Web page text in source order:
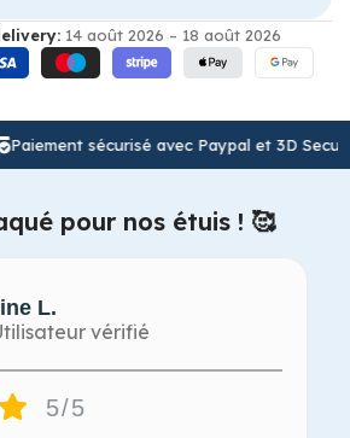
14 août 2026 – 18 août 2026
sécurisé avec Paypal et 3D Secure
pour nos étuis ! 🥰
L.
vérifié
5/5